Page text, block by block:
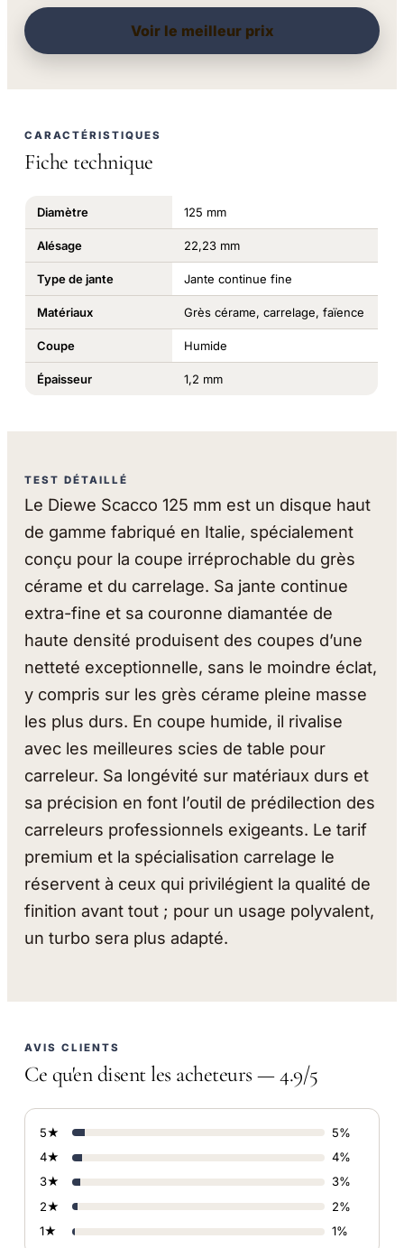
Voir le meilleur prix
CARACTÉRISTIQUES
Fiche technique
Diamètre 125 mm
Alésage 22,23 mm
Type de jante Jante continue fine
Matériaux Grès cérame, carrelage, faïence
Coupe Humide
Épaisseur 1,2 mm
TEST DÉTAILLÉ
Le Diewe Scacco 125 mm est un disque haut
de gamme fabriqué en Italie, spécialement
conçu pour la coupe irréprochable du grès
cérame et du carrelage. Sa jante continue
extra-fine et sa couronne diamantée de
haute densité produisent des coupes d’une
netteté exceptionnelle, sans le moindre éclat,
y compris sur les grès cérame pleine masse
les plus durs. En coupe humide, il rivalise
avec les meilleures scies de table pour
carreleur. Sa longévité sur matériaux durs et
sa précision en font l’outil de prédilection des
carreleurs professionnels exigeants. Le tarif
premium et la spécialisation carrelage le
réservent à ceux qui privilégient la qualité de
finition avant tout ; pour un usage polyvalent,
un turbo sera plus adapté.
AVIS CLIENTS
Ce qu'en disent les acheteurs — 4.9/5
5★
5%
4★
4%
3★
3%
2★
2%
1★
1%